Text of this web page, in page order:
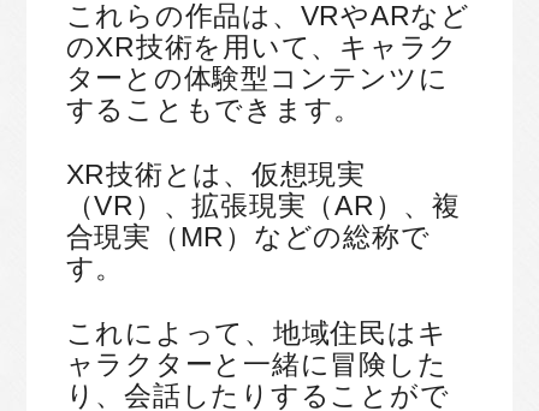
これらの作品は、VRやARなど
のXR技術を用いて、キャラク
ターとの体験型コンテンツに
することもできます。
XR技術とは、仮想現実
（VR）、拡張現実（AR）、複
合現実（MR）などの総称で
す。
これによって、地域住民はキ
ャラクターと一緒に冒険した
り、会話したりすることがで